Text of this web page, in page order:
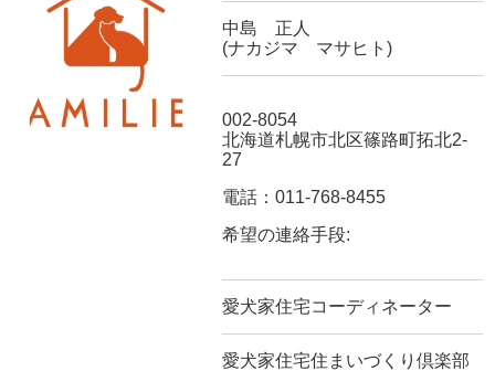
中島 正人
(ナカジマ マサヒト)
002-8054
北海道札幌市北区篠路町拓北2-
27
電話：011-768-8455
希望の連絡手段:
愛犬家住宅コーディネーター
愛犬家住宅住まいづくり倶楽部